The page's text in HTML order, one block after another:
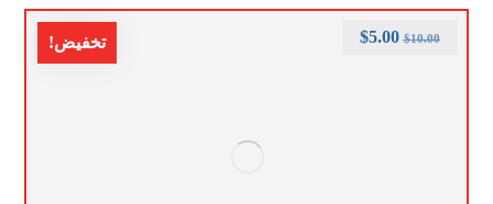
تخفيض! $10.00
$5.00